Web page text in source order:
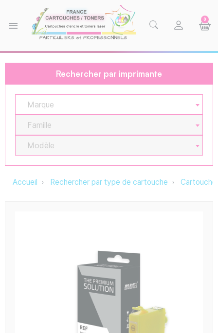
menu
0
Rechercher par imprimante
Marque
Famille
Modèle
Accueil Rechercher par type de cartouche